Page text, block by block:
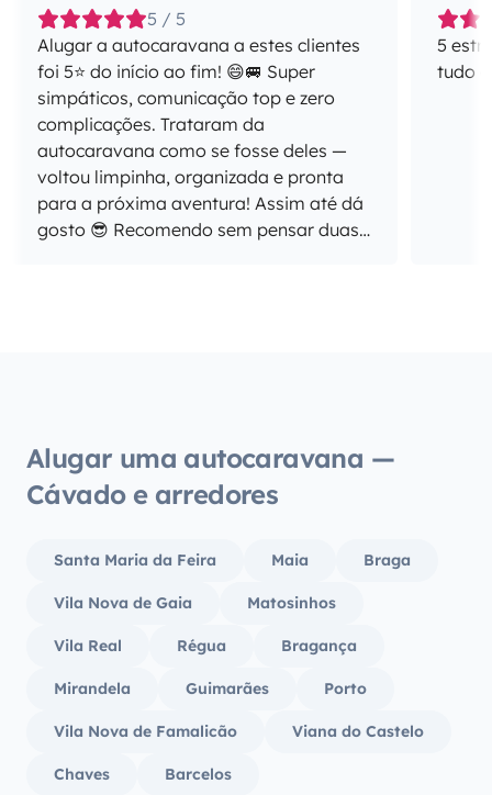
5 / 5
Alugar a autocaravana a estes clientes
foi 5⭐ do início ao fim! 😄🚐 Super
simpáticos, comunicação top e zero
complicações. Trataram da
autocaravana como se fosse deles —
voltou limpinha, organizada e pronta
para a próxima aventura! Assim até dá
gosto 😎 Recomendo sem pensar duas
5
tudo
Alugar uma autocaravana —
Cávado e arredores
Santa Maria da Feira Maia Braga
Vila Nova de Gaia Matosinhos
Vila Real Régua Bragança
Mirandela Guimarães Porto
Vila Nova de Famalicão Viana do Castelo
Chaves Barcelos